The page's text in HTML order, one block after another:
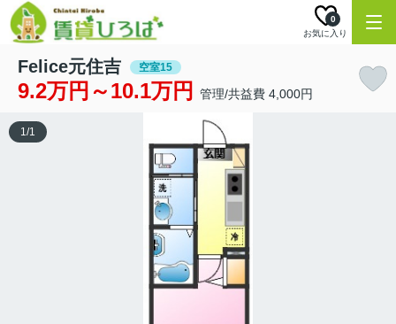
お気に入り
0
Felice元住吉 空室15
9.2万円～10.1万円 管理/共益費 4,000円
1/1